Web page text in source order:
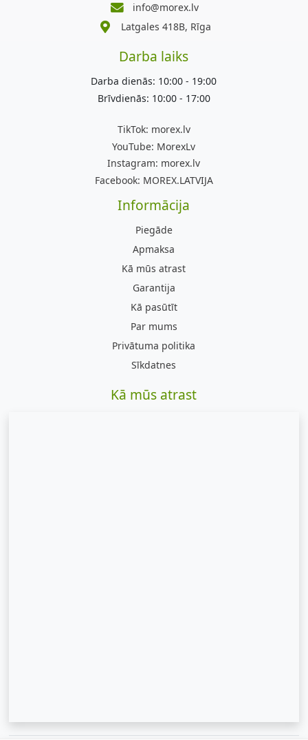
info@morex.lv
Latgales 418B, Rīga
Darba laiks
Darba dienās: 10:00 - 19:00
Brīvdienās: 10:00 - 17:00
TikTok: morex.lv
YouTube: MorexLv
Instagram: morex.lv
Facebook: MOREX.LATVIJA
Informācija
Piegāde
Apmaksa
Kā mūs atrast
Garantija
Kā pasūtīt
Par mums
Privātuma politika
Sīkdatnes
Kā mūs atrast